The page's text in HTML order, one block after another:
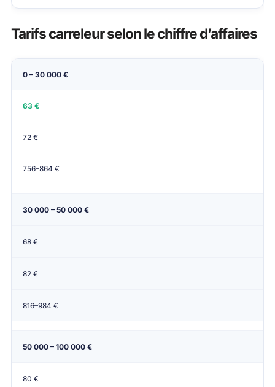
Tarifs carreleur selon le chiffre d’affaires
CA annuel
0 – 30 000 €
63 €
72 €
756–864 €
30 000 – 50 000 €
68 €
82 €
816–984 €
50 000 – 100 000 €
80 €